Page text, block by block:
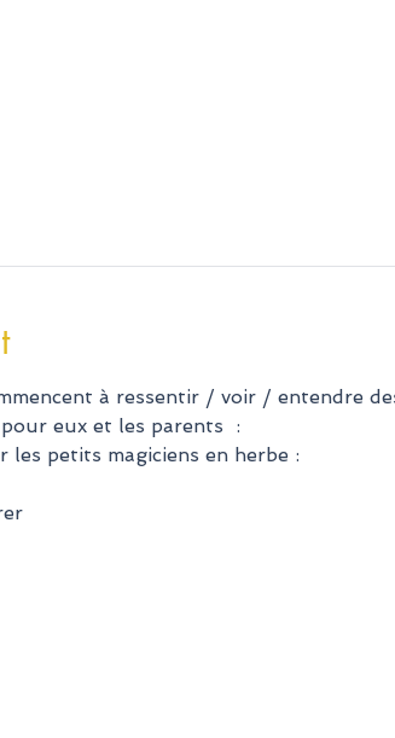
à ressentir / voir / entendre
eux et les parents  :
petits magiciens en herbe :